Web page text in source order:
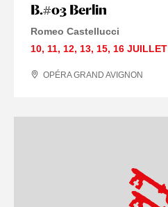
B.#03 Berlin
Romeo Castellucci
10, 11, 12, 13, 15, 16 JUILLET
OPÉRA GRAND AVIGNON